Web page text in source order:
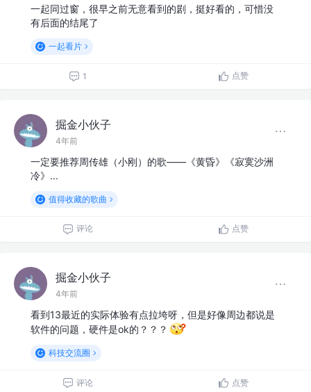
一起同过窗，很早之前无意看到的剧，挺好看的，可惜没
有后面的结尾了
一起看片
1 点赞
掘金小伙子
4年前
一定要推荐周传雄（小刚）的歌——《黄昏》《寂寞沙洲
冷》...
值得收藏的歌曲
评论 点赞
掘金小伙子
4年前
看到13最近的实际体验有点拉垮呀，但是好像周边都说是
软件的问题，硬件是ok的？？？
科技交流圈
评论 点赞